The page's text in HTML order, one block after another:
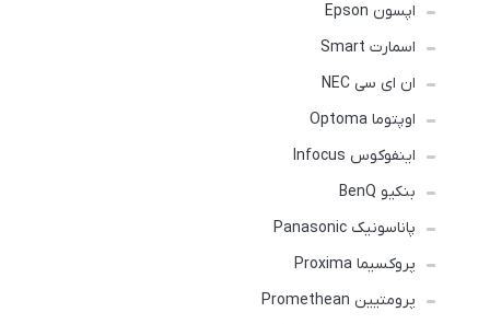
اپسون Epson
اسمارت Smart
ان ای سی NEC
اوپتوما Optoma
اینفوکوس Infocus
بنکیو BenQ
پاناسونیک Panasonic
پروکسیما Proxima
پرومتیین Promethean